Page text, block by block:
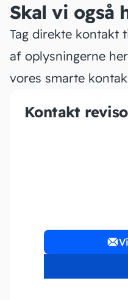
Skal vi også
Tag direkte kontakt
af oplysningerne
vores smarte
Kontakt